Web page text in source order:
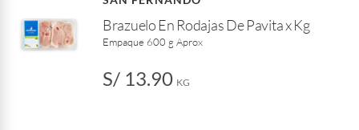
Brazuelo En Rodajas De Pavita x Kg
Empaque 600 g Aprox
S/ 13.90 KG